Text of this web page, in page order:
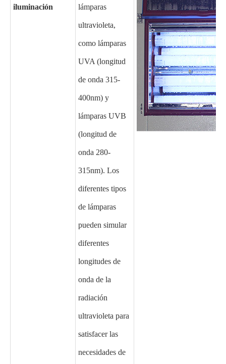
iluminación lámparas
ultravioleta,
como lámparas
UVA (longitud
de onda 315-
400nm) y
lámparas UVB
(longitud de
onda 280-
315nm). Los
diferentes tipos
de lámparas
pueden simular
diferentes
longitudes de
onda de la
radiación
ultravioleta para
satisfacer las
necesidades de